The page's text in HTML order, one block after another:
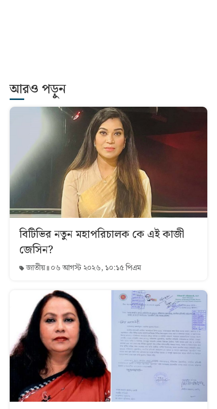
আরও পড়ুন
বিটিভির নতুন মহাপরিচালক কে এই কাজী
জেসিন?
জাতীয় ০৬ আগস্ট ২০২৬, ১০:১৫ পিএম